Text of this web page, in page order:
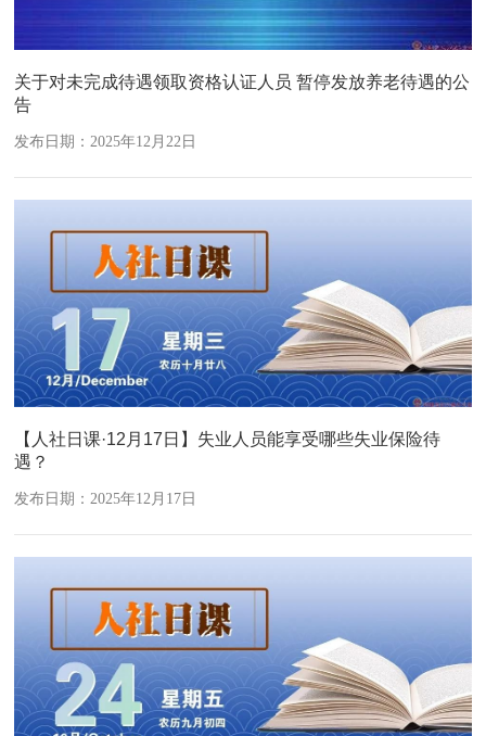
关于对未完成待遇领取资格认证人员 暂停发放养老待遇的公
告
发布日期：2025年12月22日
【人社日课·12月17日】失业人员能享受哪些失业保险待
遇？
发布日期：2025年12月17日